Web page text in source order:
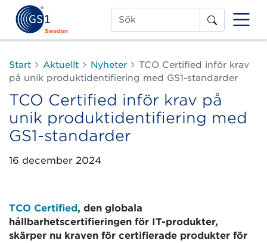
Sök
Start Aktuellt Nyheter
TCO Certified inför krav
på unik produktidentifiering med GS1-standarder
TCO Certified inför krav på
unik produktidentifiering med
GS1-standarder
16 december 2024
TCO Certified , den globala
hållbarhetscertifieringen för IT-produkter,
skärper nu kraven för certifierade produkter för